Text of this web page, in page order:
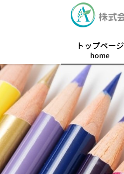
トップページ
home